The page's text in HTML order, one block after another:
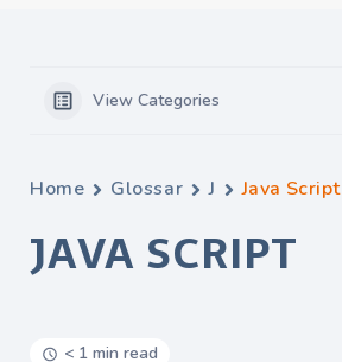
View Categories
Home Glossar J Java Script
JAVA SCRIPT
< 1 min read